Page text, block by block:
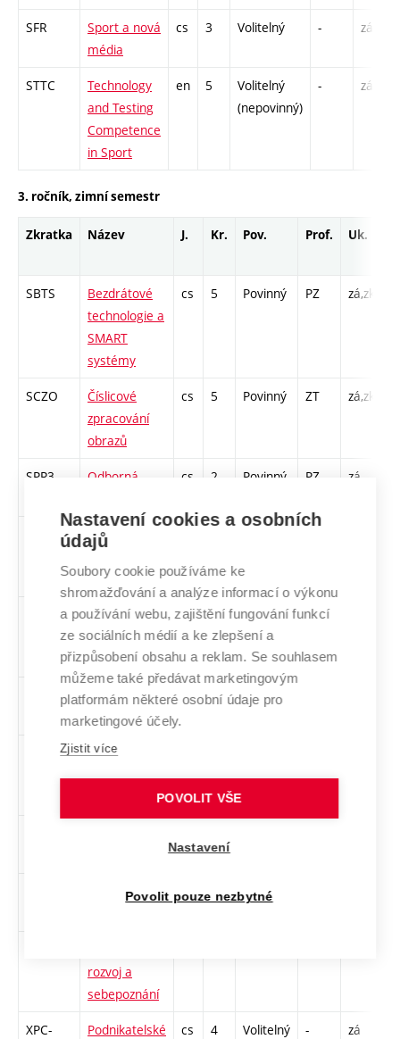
SFR
Sport a nová
média
cs 3 Volitelný - zá
STTC
Technology
and Testing
Competence
in Sport
en 5
Volitelný
(nepovinný)
- zá
3. ročník, zimní semestr
Zkratka Název J. Kr. Pov. Prof. Uk.
SBTS
Bezdrátové
technologie a
SMART
systémy
cs 5 Povinný PZ zá,zk
SCZO
Číslicové
zpracování
obrazů
cs 5 Povinný ZT zá,zk
SPR3
Odborná
cs 2 Povinný PZ zá
Praktikum ze
diagnostiky
Praktikum z
funkční
diagnostiky
cs 5 Povinný PZ
Semestrální
práce
cs 3 Povinný
Umělá
inteligence ve
Enhanced
en 2
Povinně
rozvoj a
sebepoznání
XPC- Podnikatelské cs 4 Volitelný - zá
Nastavení cookies a osobních
údajů
Soubory cookie používáme ke
shromažďování a analýze informací o výkonu
a používání webu, zajištění fungování funkcí
ze sociálních médií a ke zlepšení a
přizpůsobení obsahu a reklam. Se souhlasem
můžeme také předávat marketingovým
platformám některé osobní údaje pro
marketingové účely.
Zjistit více
POVOLIT VŠE
Nastavení
Povolit pouze nezbytné